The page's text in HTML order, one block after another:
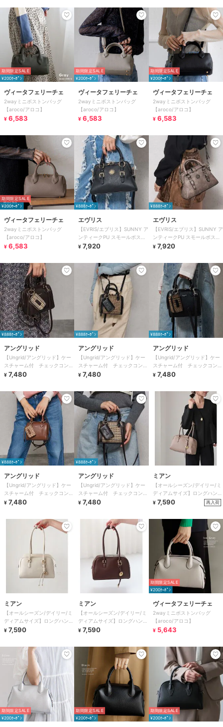
期間限定SALE
¥200ｸｰﾎﾟﾝ
ヴィータフェリーチェ
2wayミニボストンバッグ
【aroco/アロコ】
¥ 6,583
期間限定SALE
¥200ｸｰﾎﾟﾝ
ヴィータフェリーチェ
2wayミニボストンバッグ
【aroco/アロコ】
¥ 6,583
期間限定SALE
¥200ｸｰﾎﾟﾝ
ヴィータフェリーチェ
2wayミニボストンバッグ
【aroco/アロコ】
¥ 6,583
期間限定SALE
¥200ｸｰﾎﾟﾝ
ヴィータフェリーチェ
2wayミニボストンバッグ
【aroco/アロコ】
¥ 6,583
¥888ｸｰﾎﾟﾝ
エヴリス
【EVRIS/エブリス】SUNNY ア
ンティークPU スモールボスト
ンバッグ
¥ 7,920
¥888ｸｰﾎﾟﾝ
エヴリス
【EVRIS/エブリス】SUNNY ア
ンティークPU スモールボスト
ンバッグ
¥ 7,920
¥888ｸｰﾎﾟﾝ
アングリッド
【Ungrid/アングリッド】ケー
スチャーム付 チェックコンビ
ミニボストンバッグ
¥ 7,480
¥888ｸｰﾎﾟﾝ
アングリッド
【Ungrid/アングリッド】ケー
スチャーム付 チェックコンビ
ミニボストンバッグ
¥ 7,480
¥888ｸｰﾎﾟﾝ
アングリッド
【Ungrid/アングリッド】ケー
スチャーム付 チェックコンビ
ミニボストンバッグ
¥ 7,480
¥888ｸｰﾎﾟﾝ
アングリッド
【Ungrid/アングリッド】ケー
スチャーム付 チェックコンビ
ミニボストンバッグ
¥ 7,480
¥888ｸｰﾎﾟﾝ
アングリッド
【Ungrid/アングリッド】ケー
スチャーム付 チェックコンビ
ミニボストンバッグ
¥ 7,480
ミアン
【オールシーズン/デイリー/ミ
ディアムサイズ】ロングハンド
ルボストンバッグ
¥ 7,590 再入荷
ミアン
【オールシーズン/デイリー/ミ
ディアムサイズ】ロングハンド
ルボストンバッグ
¥ 7,590
ミアン
【オールシーズン/デイリー/ミ
ディアムサイズ】ロングハンド
ルボストンバッグ
¥ 7,590
期間限定SALE
¥200ｸｰﾎﾟﾝ
ヴィータフェリーチェ
2wayミニボストンバッグ
【aroco/アロコ】
¥ 5,643
期間限定SALE
¥200ｸｰﾎﾟﾝ
期間限定SALE
¥200ｸｰﾎﾟﾝ
期間限定SALE
¥200ｸｰﾎﾟﾝ